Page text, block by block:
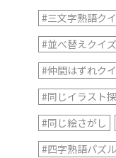
#三文字熟語ク
#並べ替えクイズ
#仲間はずれク
#同じイラスト
#同じ絵さがし
#四字熟語パズル